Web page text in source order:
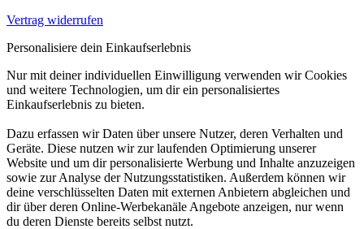
Vertrag widerrufen
Personalisiere dein Einkaufserlebnis
Nur mit deiner individuellen Einwilligung verwenden wir Cookies
und weitere Technologien, um dir ein personalisiertes
Einkaufserlebnis zu bieten.
Dazu erfassen wir Daten über unsere Nutzer, deren Verhalten und
Geräte. Diese nutzen wir zur laufenden Optimierung unserer
Website und um dir personalisierte Werbung und Inhalte anzuzeigen
sowie zur Analyse der Nutzungsstatistiken. Außerdem können wir
deine verschlüsselten Daten mit externen Anbietern abgleichen und
dir über deren Online-Werbekanäle Angebote anzeigen, nur wenn
du deren Dienste bereits selbst nutzt.